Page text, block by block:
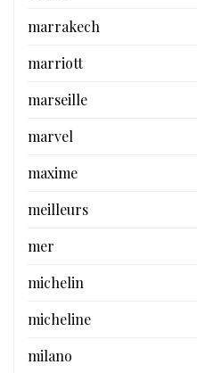
marrakech
marriott
marseille
marvel
maxime
meilleurs
mer
michelin
micheline
milano